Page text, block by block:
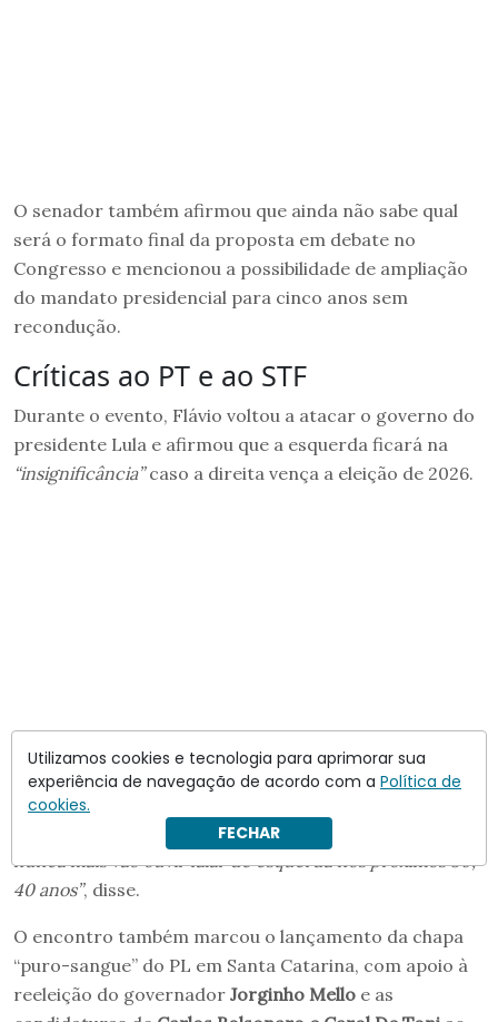
O senador também afirmou que ainda não sabe qual
será o formato final da proposta em debate no
Congresso e mencionou a possibilidade de ampliação
do mandato presidencial para cinco anos sem
recondução.
Críticas ao PT e ao STF
Durante o evento, Flávio voltou a atacar o governo do
presidente Lula e afirmou que a esquerda ficará na
“insignificância”caso a direita vença a eleição de 2026.
“A gente vai botar um fim no ciclo do PT nesse país. Vocês
nunca mais vão ouvir falar de esquerda nos próximos 30,
40 anos”, disse.
O encontro também marcou o lançamento da chapa
“puro-sangue” do PL em Santa Catarina, com apoio à
reeleição do governador Jorginho Mello e as
Utilizamos cookies e tecnologia para aprimorar sua
experiência de navegação de acordo com a Política de
cookies.
FECHAR